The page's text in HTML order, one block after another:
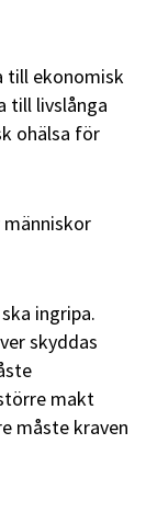
till ekonomisk
till livslånga
ohälsa för
ingripa.
skyddas
makt
måste kraven